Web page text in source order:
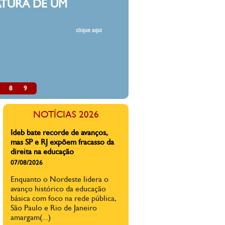
8 9
NOTÍCIAS 2026
Ideb bate recorde de avanços,
mas SP e RJ expõem fracasso da
direita na educação
07/08/2026
A epidemia de violência contra
professores no Brasil: 'Fui
ameaçada de morte pelo pai(...)
Mais de 65% dos professores
brasileiros dizem já ter sofrido
alguma forma de agressão na sala
de aula ou ambiente escolar, diz
pesquisa